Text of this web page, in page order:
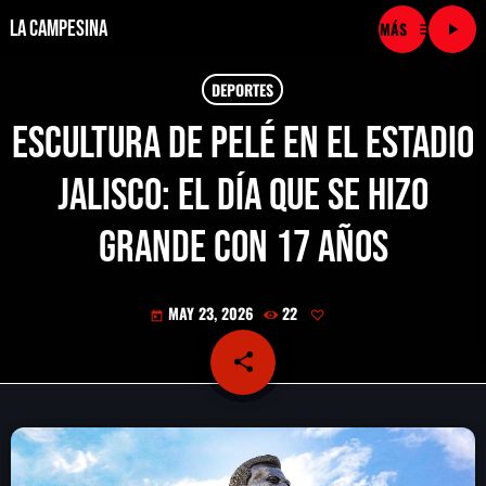
La Campesina menu
play_arrow
play_arrow LA CAMPESINA CADENA
play_arrow LA CAMPESINA 101.9 FM
LA CAMPESINA 96.7 FM
LA CAMPESINA 106.3 FM
play_arrow LA CAMPESINA 92.5 FM
play_arrow LA CAMPESINA 107.9 FM
DEPORTES
Escultura de Pelé en el Estadio
Jalisco: El día que se hizo
grande con 17 años
today MAY 23, 2026 22
share
email